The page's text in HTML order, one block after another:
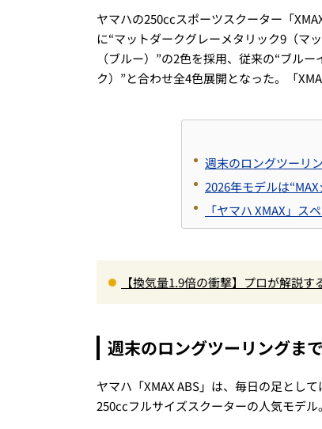
ヤマハの250ccスポーツスクーター「
に“マットダークグレーメタリック9（マ
（ブルー）”の2色を採用、従来の“ブル
ク）”と合わせ全4色展開となった。「
週末のロングツーリ
2026年モデルは
「ヤマハ XMAX」ス
【換気量1.9倍の衝撃】プロが解説
週末のロングツーリングま
ヤマハ「XMAX ABS」は、毎日の足とし
250ccフルサイズスクーターの人気モデル。